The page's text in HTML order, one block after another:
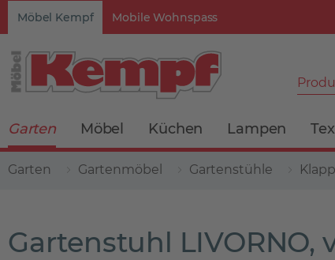
Möbel Kempf Mobile Wohnspass
Garten Möbel Küchen Lampen
Garten Gartenmöbel Gartenstühle
Gartenstuhl LIVORNO,